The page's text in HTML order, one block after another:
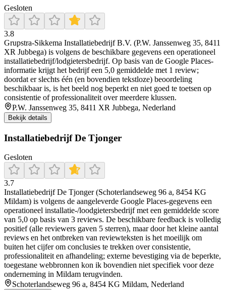
Gesloten
3.8
Grupstra-Sikkema Installatiebedrijf B.V. (P.W. Janssenweg 35, 8411
XR Jubbega) is volgens de beschikbare gegevens een operationeel
installatiebedrijf/lodgietersbedrijf. Op basis van de Google Places-
informatie krijgt het bedrijf een 5,0 gemiddelde met 1 review;
doordat er slechts één (en bovendien tekstloze) beoordeling
beschikbaar is, is het beeld nog beperkt en niet goed te toetsen op
consistentie of professionaliteit over meerdere klussen.
P.W. Janssenweg 35, 8411 XR Jubbega, Nederland
Bekijk details
Installatiebedrijf De Tjonger
Gesloten
3.7
Installatiebedrijf De Tjonger (Schoterlandseweg 96 a, 8454 KG
Mildam) is volgens de aangeleverde Google Places-gegevens een
operationeel installatie-/loodgietersbedrijf met een gemiddelde score
van 5,0 op basis van 3 reviews. De beschikbare feedback is volledig
positief (alle reviewers gaven 5 sterren), maar door het kleine aantal
reviews en het ontbreken van reviewteksten is het moeilijk om
buiten het cijfer om conclusies te trekken over consistentie,
professionaliteit en afhandeling; externe bevestiging via de beperkte,
toegestane webbronnen kon ik bovendien niet specifiek voor deze
onderneming in Mildam terugvinden.
Schoterlandseweg 96 a, 8454 KG Mildam, Nederland